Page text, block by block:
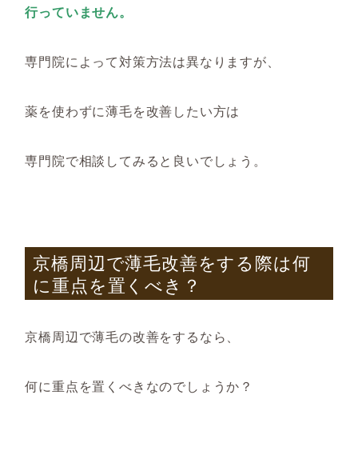
行っていません。
専門院によって対策方法は異なりますが、
薬を使わずに薄毛を改善したい方は
専門院で相談してみると良いでしょう。
京橋周辺で薄毛改善をする際は何
に重点を置くべき？
京橋周辺で薄毛の改善をするなら、
何に重点を置くべきなのでしょうか？